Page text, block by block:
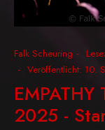
Falk Scheuring
Veröffentlicht: 10.
EMPATHY
2025 -